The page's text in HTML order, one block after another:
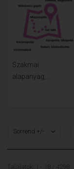
Szakmai
alapanyag,...
Sorrend +/-
Találatok: 1 - 18 / 4298